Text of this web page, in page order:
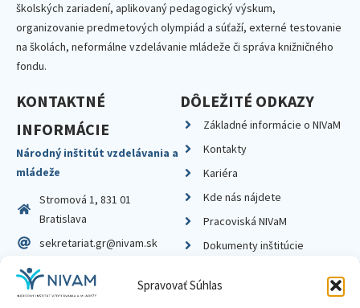
Spravovať Súhlas
školských zariadení, aplikovaný pedagogický výskum,
organizovanie predmetových olympiád a súťaží, externé testovanie
na školách, neformálne vzdelávanie mládeže či správa knižničného
fondu.
KONTAKTNÉ
INFORMÁCIE
Národný inštitút vzdelávania a
mládeže
Stromová 1, 831 01
Bratislava
sekretariat.gr@nivam.sk
IČO: 00164348
DIČ: 2020798714
DÔLEŽITÉ ODKAZY
Základné informácie o NIVaM
Kontakty
Kariéra
Kde nás nájdete
Pracoviská NIVaM
Dokumenty inštitúcie